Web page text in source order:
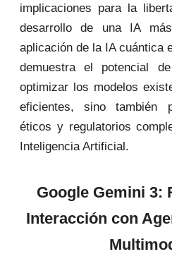
implicaciones para la
desarrollo de una IA
aplicación de la IA cuántica
demuestra el potencial
optimizar los modelos
eficientes, sino también
éticos y regulatorios
Inteligencia Artificial.
Google Gemini 3:
Interacción con